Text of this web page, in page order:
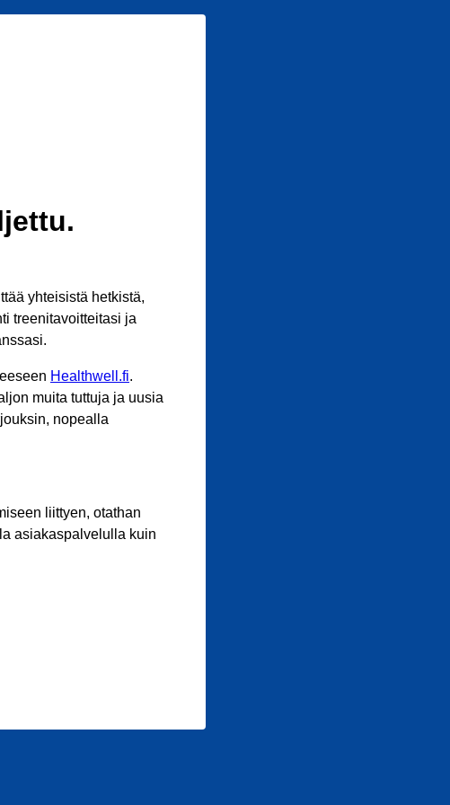
yhteisistä hetkistä,
treenitavoitteitasi ja
Healthwell.fi.
muita tuttuja ja uusia
nopealla
liittyen, otathan
asiakaspalvelulla kuin